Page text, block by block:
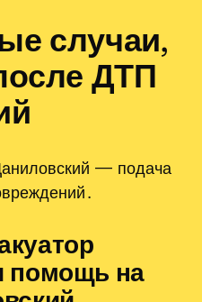
случаи,
ДТП
— подача
помощь на